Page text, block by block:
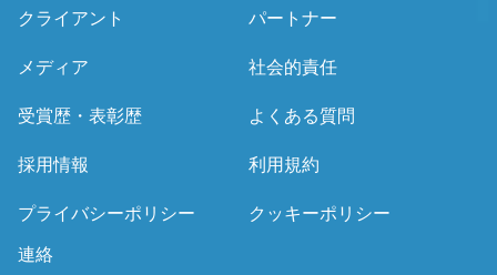
クライアント パートナー
メディア 社会的責任
受賞歴・表彰歴 よくある質問
採用情報 利用規約
プライバシーポリシー クッキーポリシー
連絡